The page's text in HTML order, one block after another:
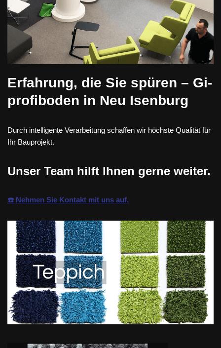
Erfahrung, die Sie spüren – Gi-
profiboden in Neu Isenburg
Durch intelligente Verarbeitung schaffen wir höchste Qualität für
Ihr Bauprojekt.
Unser Team hilft Ihnen gerne weiter.
☎️ Nehmen Sie Kontakt mit uns auf.